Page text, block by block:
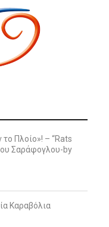
το Πλοίο»! – “Rats
Σαράφογλου-by
Καραβόλια